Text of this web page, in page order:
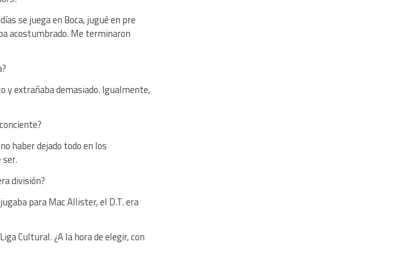
se juega en Boca, jugué en pre
acostumbrado. Me terminaron
y extrañaba demasiado. Igualmente,
haber dejado todo en los
división?
para Mac Allister, el D.T. era
Cultural. ¿A la hora de elegir, con